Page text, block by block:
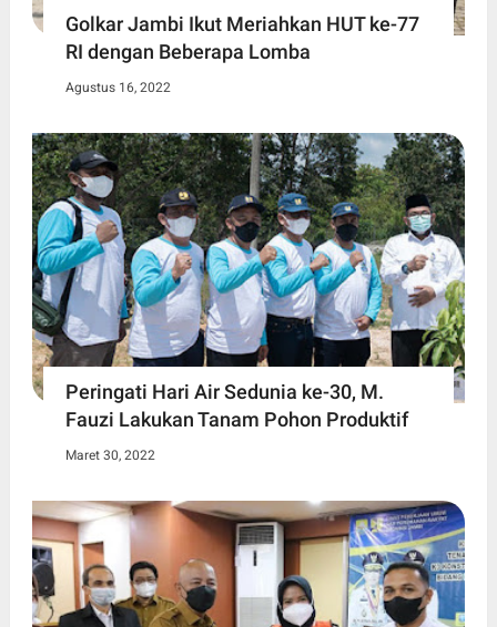
Golkar Jambi Ikut Meriahkan HUT ke-77
RI dengan Beberapa Lomba
Agustus 16, 2022
Peringati Hari Air Sedunia ke-30, M.
Fauzi Lakukan Tanam Pohon Produktif
Maret 30, 2022